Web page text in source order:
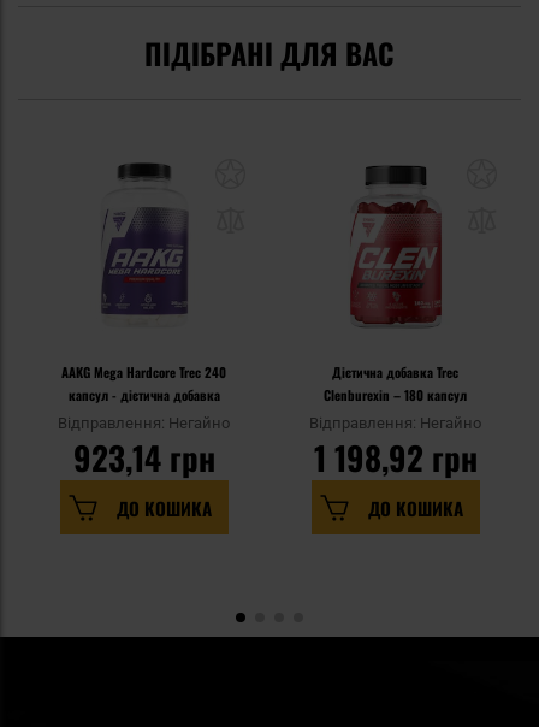
ПІДІБРАНІ ДЛЯ ВАС
AAKG Mega Hardcore Trec 240
капсул - дієтична добавка
Відправлення: Негайно
923,14 грн
ДО КОШИКА
Дієтична добавка Trec
Clenburexin – 180 капсул
Відправлення: Негайно
1 198,92 грн
ДО КОШИКА